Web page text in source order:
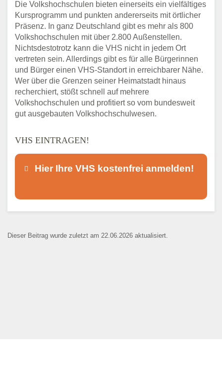
Die Volkshochschulen bieten einerseits ein vielfältiges
Kursprogramm und punkten andererseits mit örtlicher
Präsenz. In ganz Deutschland gibt es mehr als 800
Volkshochschulen mit über 2.800 Außenstellen.
Nichtsdestotrotz kann die VHS nicht in jedem Ort
vertreten sein. Allerdings gibt es für alle Bürgerinnen
und Bürger einen VHS-Standort in erreichbarer Nähe.
Wer über die Grenzen seiner Heimatstadt hinaus
recherchiert, stößt schnell auf mehrere
Volkshochschulen und profitiert so vom bundesweit
gut ausgebauten Volkshochschulwesen.
VHS EINTRAGEN!
Hier Ihre VHS kostenfrei anmelden!
Kontaktaufnahme und ist nicht
Dieser Beitrag wurde zuletzt am 22.06.2026 aktualisiert.